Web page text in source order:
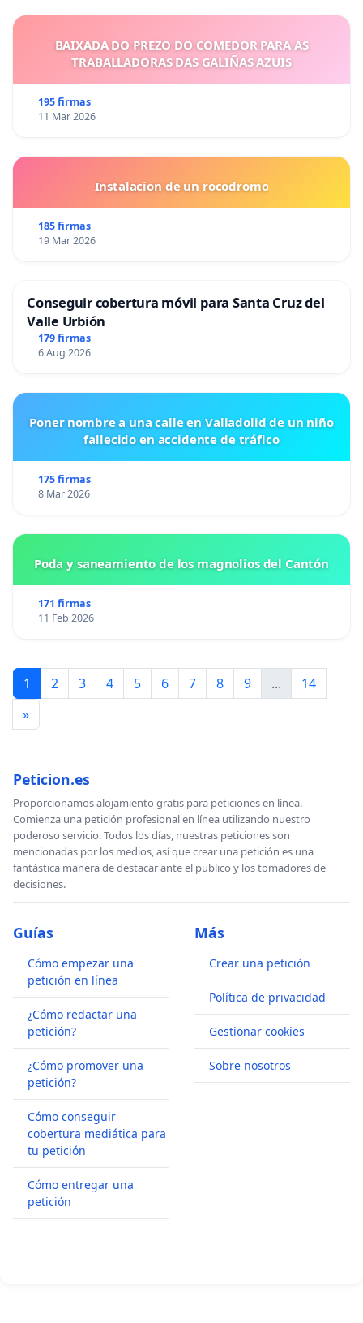
BAIXADA DO PREZO DO COMEDOR PARA AS
TRABALLADORAS DAS GALIÑAS AZUIS
195 firmas
11 Mar 2026
Instalacion de un rocodromo
185 firmas
19 Mar 2026
Conseguir cobertura móvil para Santa Cruz del
Valle Urbión
179 firmas
6 Aug 2026
Poner nombre a una calle en Valladolid de un niño
fallecido en accidente de tráfico
175 firmas
8 Mar 2026
Poda y saneamiento de los magnolios del Cantón
171 firmas
11 Feb 2026
1 2 3 4 5 6 7 8 9 ...
14
»
Peticion.es
Proporcionamos alojamiento gratis para peticiones en línea.
Comienza una petición profesional en línea utilizando nuestro
poderoso servicio. Todos los días, nuestras peticiones son
mencionadas por los medios, así que crear una petición es una
fantástica manera de destacar ante el publico y los tomadores de
decisiones.
Guías
Cómo empezar una
petición en línea
¿Cómo redactar una
petición?
¿Cómo promover una
petición?
Cómo conseguir
cobertura mediática para
tu petición
Cómo entregar una
petición
Más
Crear una petición
Política de privacidad
Gestionar cookies
Sobre nosotros